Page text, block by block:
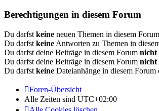
Berechtigungen in diesem Forum
Du darfst keine neuen Themen in diesem
Du darfst keine Antworten zu Themen in
Du darfst deine Beiträge in diesem Forum nicht
Du darfst deine Beiträge in diesem Forum nicht
Du darfst keine Dateianhänge in diesem Forum
Foren-Übersicht
Alle Zeiten sind UTC+02:00